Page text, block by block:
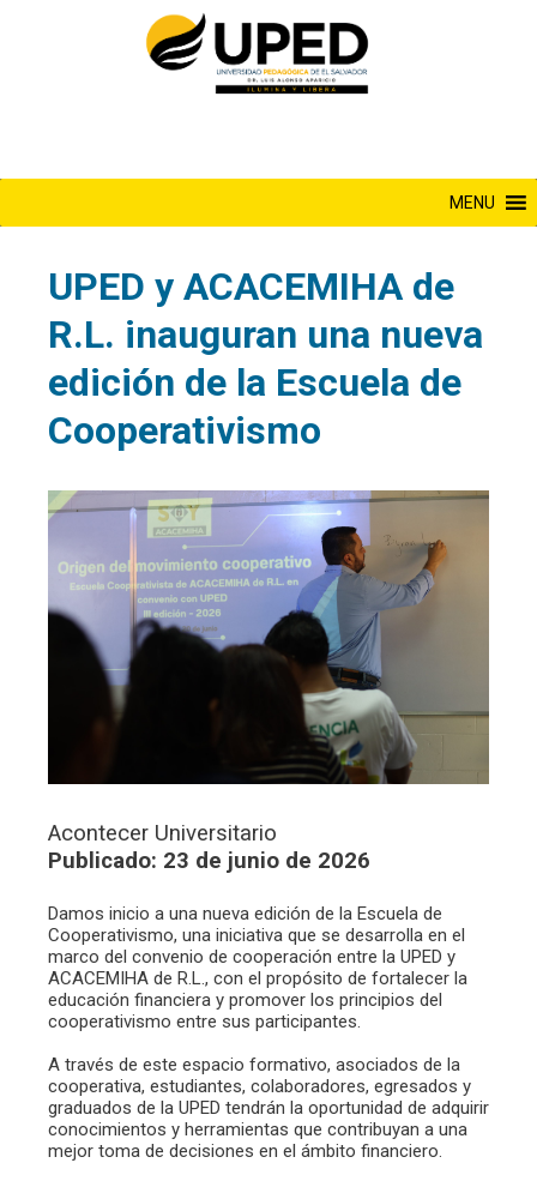
MENU
UPED y ACACEMIHA de
R.L. inauguran una nueva
edición de la Escuela de
Cooperativismo
Acontecer Universitario
Publicado: 23 de junio de 2026
Damos inicio a una nueva edición de la Escuela de
Cooperativismo, una iniciativa que se desarrolla en el
marco del convenio de cooperación entre la UPED y
ACACEMIHA de R.L., con el propósito de fortalecer la
educación financiera y promover los principios del
cooperativismo entre sus participantes.
A través de este espacio formativo, asociados de la
cooperativa, estudiantes, colaboradores, egresados y
graduados de la UPED tendrán la oportunidad de adquirir
conocimientos y herramientas que contribuyan a una
mejor toma de decisiones en el ámbito financiero.